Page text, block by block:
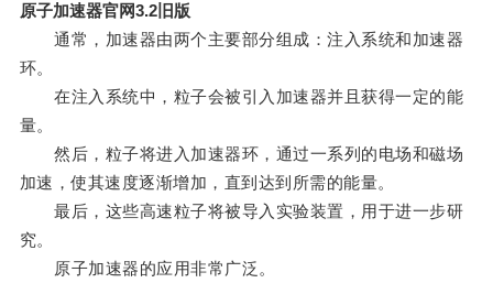
原子加速器官网3.2旧版
通常，加速器由两个主要部分组成：注入系统和加速器
环。
在注入系统中，粒子会被引入加速器并且获得一定的能
量。
然后，粒子将进入加速器环，通过一系列的电场和磁场
加速，使其速度逐渐增加，直到达到所需的能量。
最后，这些高速粒子将被导入实验装置，用于进一步研
究。
原子加速器的应用非常广泛。